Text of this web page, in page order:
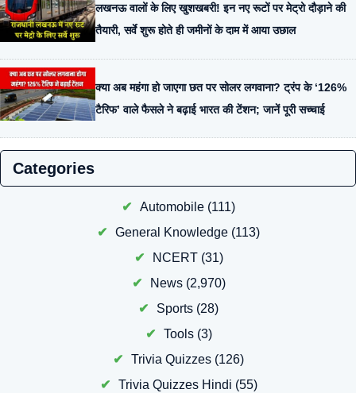
लखनऊ वालों के लिए खुशखबरी! इन नए रूटों पर मेट्रो दौड़ाने की
तैयारी, सर्वे शुरू होते ही जमीनों के दाम में आया उछाल
क्या अब महंगा हो जाएगा छत पर सोलर लगवाना? ट्रंप के ‘126%
टैरिफ’ वाले फैसले ने बढ़ाई भारत की टेंशन; जानें पूरी सच्चाई
Categories
Automobile (111)
General Knowledge (113)
NCERT(31)
News(2,970)
Sports (28)
Tools(3)
Trivia Quizzes (126)
Trivia Quizzes Hindi (55)